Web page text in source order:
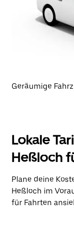
Geräumige
Lokale
Heßloch
Plane deine
Heßloch im
für Fahrten